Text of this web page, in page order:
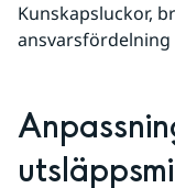
Kunskapsluckor,
ansvarsfördelning